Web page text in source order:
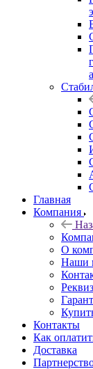
Главная
Компания
О
Наши
Контакты
Как
Доставка